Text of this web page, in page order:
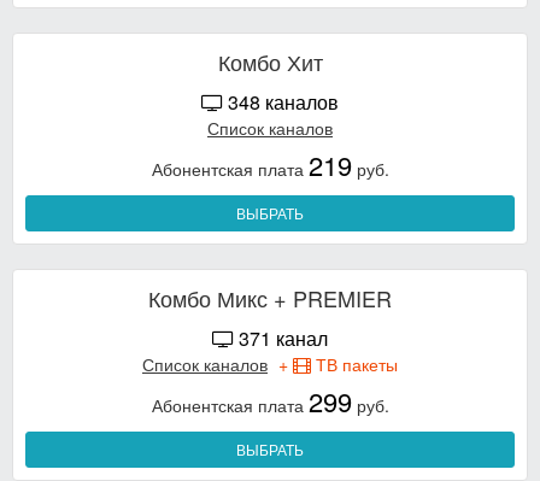
Комбо Хит
348 каналов
Список каналов
Абонентская плата 219руб.
ВЫБРАТЬ
Комбо Микс + PREMIER
371 канал
Список каналов +
ТВ пакеты
Абонентская плата 299руб.
ВЫБРАТЬ